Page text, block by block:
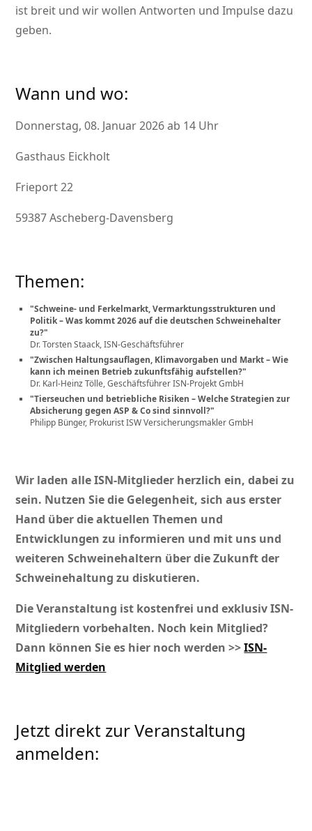
ist breit und wir wollen Antworten und Impulse dazu
geben.
Wann und wo:
Donnerstag, 08. Januar 2026 ab 14 Uhr
Gasthaus Eickholt
Frieport 22
59387 Ascheberg-Davensberg
Themen:
Schweine- und Ferkelmarkt, Vermarktungsstrukturen und
Politik – Was kommt 2026 auf die deutschen Schweinehalter
zu?
Dr. Torsten Staack, ISN-Geschäftsführer
Zwischen Haltungsauflagen, Klimavorgaben und Markt – Wie
kann ich meinen Betrieb zukunftsfähig aufstellen?
Dr. Karl-Heinz Tölle, Geschäftsführer ISN-Projekt GmbH
Tierseuchen und betriebliche Risiken – Welche Strategien zur
Absicherung gegen ASP & Co sind sinnvoll?
Philipp Bünger, Prokurist ISW Versicherungsmakler GmbH
Wir laden alle ISN-Mitglieder herzlich ein, dabei zu
sein. Nutzen Sie die Gelegenheit, sich aus erster
Hand über die aktuellen Themen und
Entwicklungen zu informieren und mit uns und
weiteren Schweinehaltern über die Zukunft der
Schweinehaltung zu diskutieren.
Die Veranstaltung ist kostenfrei und exklusiv ISN-
Mitgliedern vorbehalten. Noch kein Mitglied?
Dann können Sie es hier noch werden >>ISN-
Mitglied werden
Jetzt direkt zur Veranstaltung
anmelden: